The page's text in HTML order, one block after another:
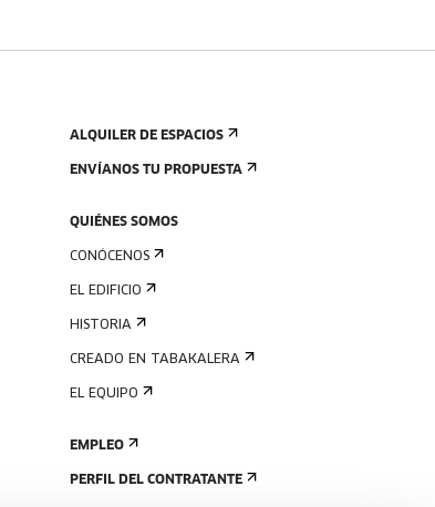
ALQUILER DE ESPACIOS
ENVÍANOS TU PROPUESTA
QUIÉNES SOMOS
CONÓCENOS
EL EDIFICIO
HISTORIA
CREADO EN TABAKALERA
EL EQUIPO
EMPLEO
PERFIL DEL CONTRATANTE